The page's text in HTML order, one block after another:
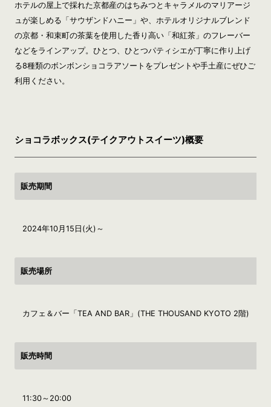
ホテルの屋上で採れた京都産のはちみつとキャラメルのマリアージ
ュが楽しめる「サウザンドハニー」や、ホテルオリジナルブレンド
の京都・和束町の茶葉を使用した香り高い「和紅茶」のフレーバー
などをラインアップ。ひとつ、ひとつパティシエが丁寧に作り上げ
る8種類のボンボンショコラアソートをプレゼントや手土産にぜひご
利用ください。
ショコラボックス(テイクアウトスイーツ)概要
販売期間
2024年10月15日(火)～
販売場所
カフェ＆バー「TEA AND BAR」(THE THOUSAND KYOTO 2階)
販売時間
11:30～20:00